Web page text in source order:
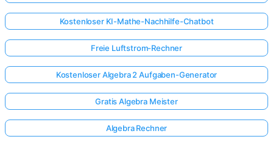
Kostenloser KI-Mathe-Nachhilfe-Chatbot
Freie Luftstrom-Rechner
Kostenloser Algebra 2 Aufgaben-Generator
Gratis Algebra Meister
Algebra Rechner